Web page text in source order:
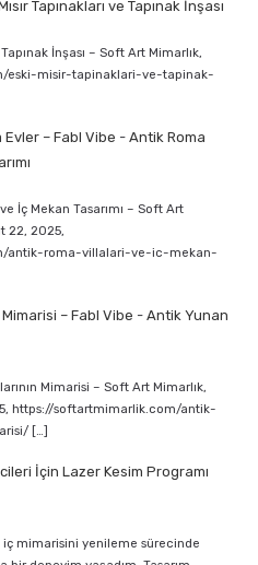
Tapınakları ve Tapınak İnşası
Tapınak İnşası – Soft Art Mimarlık,
eski-misir-tapinaklari-ve-tapinak-
Evler – Fabl Vibe - Antik Roma
İç Mekan Tasarımı – Soft Art
22, 2025,
antik-roma-villalari-ve-ic-mekan-
– Fabl Vibe - Antik Yunan
Mimarisi – Soft Art Mimarlık,
https://softartmimarlik.com/antik-
[…]
İçin Lazer Kesim Programı
mimarisini yenileme sürecinde